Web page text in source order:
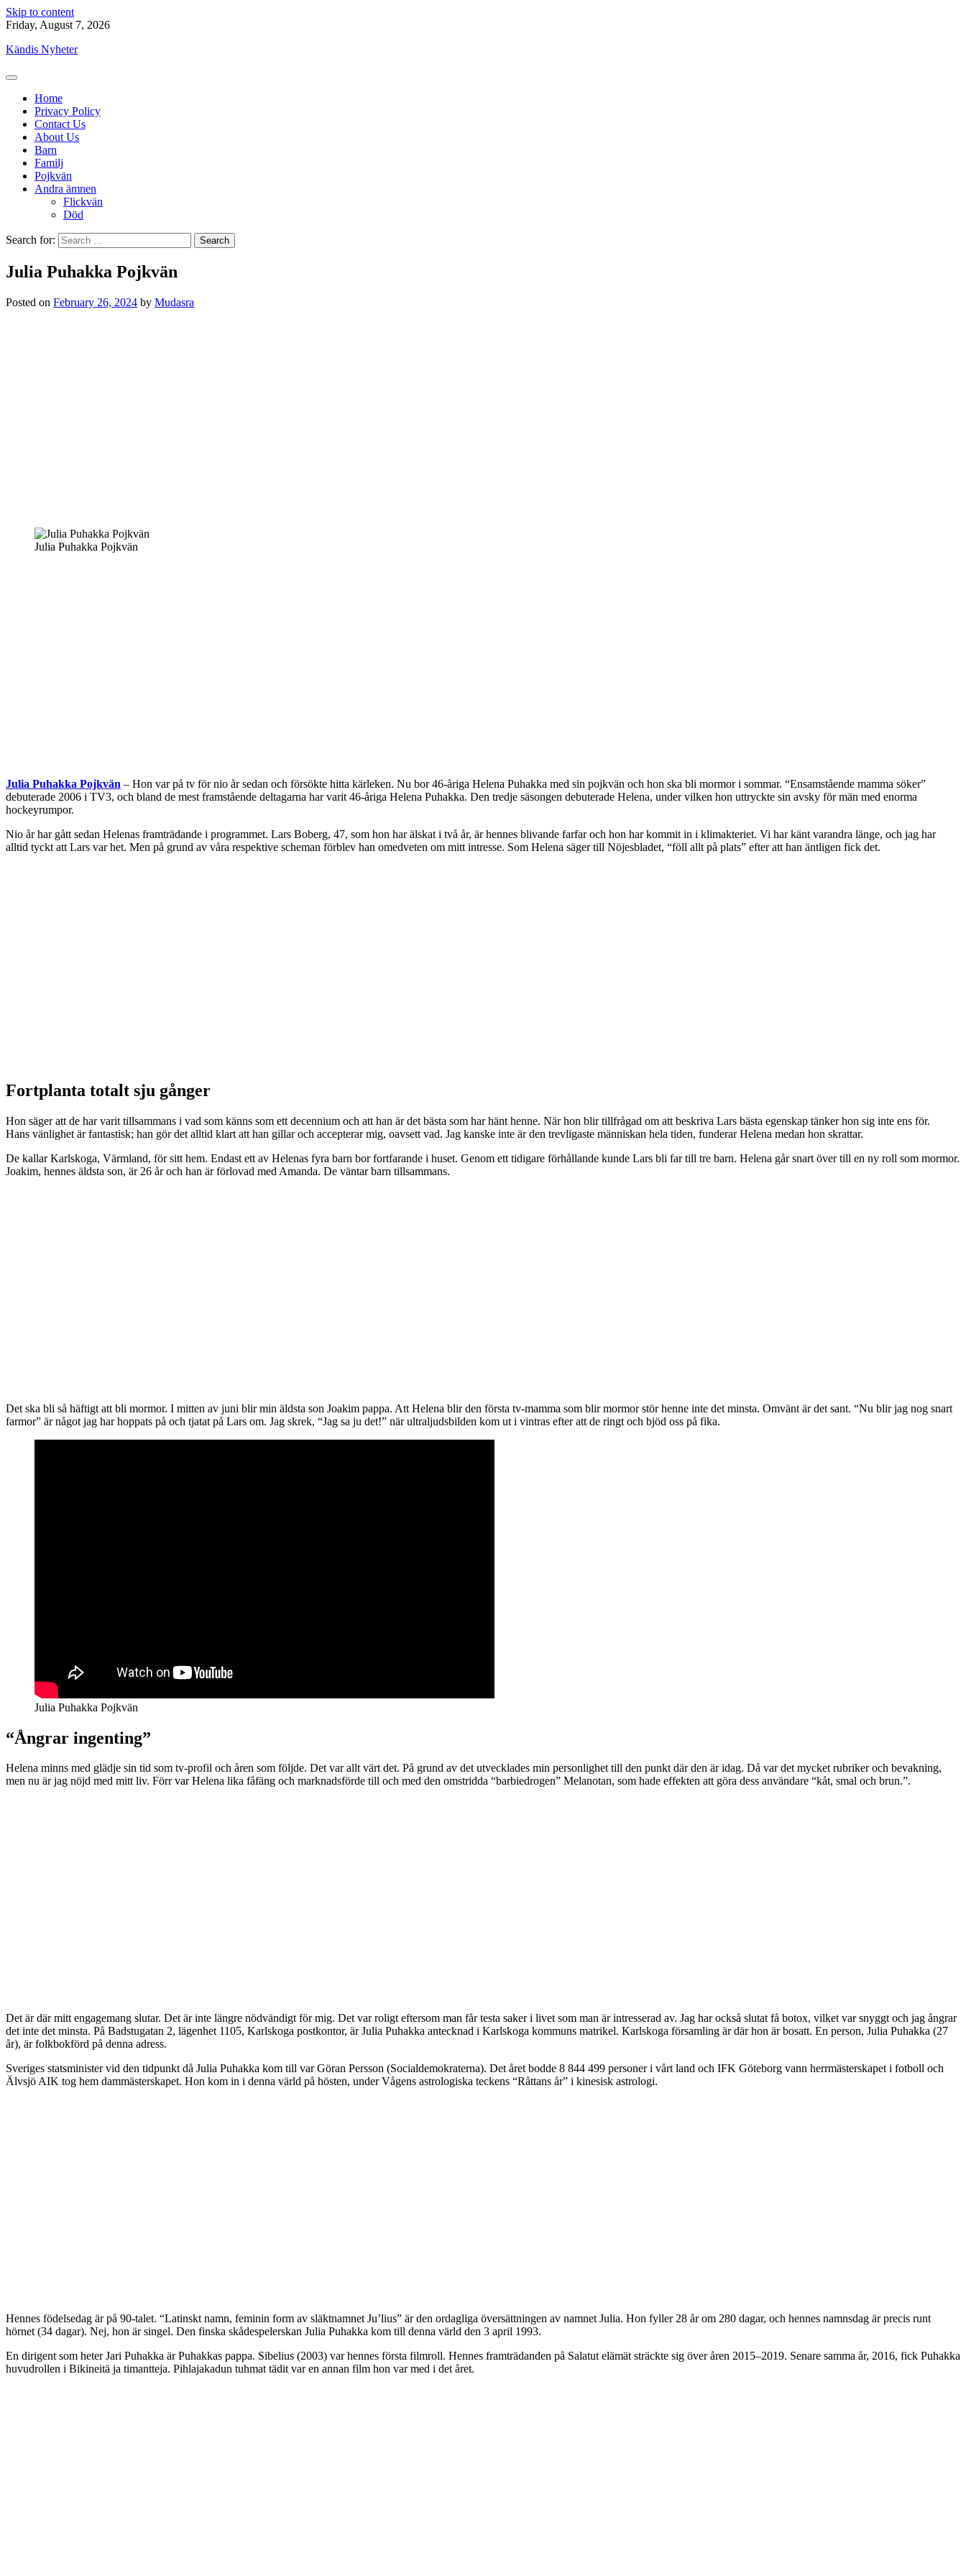
Skip to content
Friday, August 7, 2026
Kändis Nyheter
Home
Privacy Policy
Contact Us
About Us
Barn
Familj
Pojkvän
Andra ämnen
Flickvän
Död
Search for:
Julia Puhakka Pojkvän
Posted on February 26, 2024 by Mudasra
Julia Puhakka Pojkvän
Julia Puhakka Pojkvän – Hon var på tv för nio år sedan och försökte hitta kärleken. Nu bor 46-åriga Helena Puhakka med sin pojkvän och hon ska bli mormor i sommar. “Ensamstående mamma söker”
debuterade 2006 i TV3, och bland de mest framstående deltagarna har varit 46-åriga Helena Puhakka. Den tredje säsongen debuterade Helena, under vilken hon uttryckte sin avsky för män med enorma
hockeyrumpor.
Nio år har gått sedan Helenas framträdande i programmet. Lars Boberg, 47, som hon har älskat i två år, är hennes blivande farfar och hon har kommit in i klimakteriet. Vi har känt varandra länge, och jag har
alltid tyckt att Lars var het. Men på grund av våra respektive scheman förblev han omedveten om mitt intresse. Som Helena säger till Nöjesbladet, “föll allt på plats” efter att han äntligen fick det.
Fortplanta totalt sju gånger
Hon säger att de har varit tillsammans i vad som känns som ett decennium och att han är det bästa som har hänt henne. När hon blir tillfrågad om att beskriva Lars bästa egenskap tänker hon sig inte ens för.
Hans vänlighet är fantastisk; han gör det alltid klart att han gillar och accepterar mig, oavsett vad. Jag kanske inte är den trevligaste människan hela tiden, funderar Helena medan hon skrattar.
De kallar Karlskoga, Värmland, för sitt hem. Endast ett av Helenas fyra barn bor fortfarande i huset. Genom ett tidigare förhållande kunde Lars bli far till tre barn. Helena går snart över till en ny roll som mormor.
Joakim, hennes äldsta son, är 26 år och han är förlovad med Amanda. De väntar barn tillsammans.
Det ska bli så häftigt att bli mormor. I mitten av juni blir min äldsta son Joakim pappa. Att Helena blir den första tv-mamma som blir mormor stör henne inte det minsta. Omvänt är det sant. “Nu blir jag nog snart
farmor” är något jag har hoppats på och tjatat på Lars om. Jag skrek, “Jag sa ju det!” när ultraljudsbilden kom ut i vintras efter att de ringt och bjöd oss på fika.
Julia Puhakka Pojkvän
“Ångrar ingenting”
Helena minns med glädje sin tid som tv-profil och åren som följde. Det var allt värt det. På grund av det utvecklades min personlighet till den punkt där den är idag. Då var det mycket rubriker och bevakning,
men nu är jag nöjd med mitt liv. Förr var Helena lika fåfäng och marknadsförde till och med den omstridda “barbiedrogen” Melanotan, som hade effekten att göra dess användare “kåt, smal och brun.”.
Det är där mitt engagemang slutar. Det är inte längre nödvändigt för mig. Det var roligt eftersom man får testa saker i livet som man är intresserad av. Jag har också slutat få botox, vilket var snyggt och jag ångrar
det inte det minsta. På Badstugatan 2, lägenhet 1105, Karlskoga postkontor, är Julia Puhakka antecknad i Karlskoga kommuns matrikel. Karlskoga församling är där hon är bosatt. En person, Julia Puhakka (27
år), är folkbokförd på denna adress.
Sveriges statsminister vid den tidpunkt då Julia Puhakka kom till var Göran Persson (Socialdemokraterna). Det året bodde 8 844 499 personer i vårt land och IFK Göteborg vann herrmästerskapet i fotboll och
Älvsjö AIK tog hem dammästerskapet. Hon kom in i denna värld på hösten, under Vågens astrologiska teckens “Råttans år” i kinesisk astrologi.
Hennes födelsedag är på 90-talet. “Latinskt namn, feminin form av släktnamnet Ju’lius” är den ordagliga översättningen av namnet Julia. Hon fyller 28 år om 280 dagar, och hennes namnsdag är precis runt
hörnet (34 dagar). Nej, hon är singel. Den finska skådespelerskan Julia Puhakka kom till denna värld den 3 april 1993.
En dirigent som heter Jari Puhakka är Puhakkas pappa. Sibelius (2003) var hennes första filmroll. Hennes framträdanden på Salatut elämät sträckte sig över åren 2015–2019. Senare samma år, 2016, fick Puhakka
huvudrollen i Bikineitä ja timantteja. Pihlajakadun tuhmat tädit var en annan film hon var med i det året.